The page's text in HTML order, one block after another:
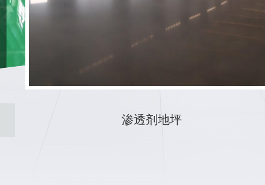
车间环氧防腐地坪改造